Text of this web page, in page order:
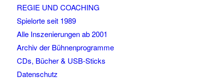
REGIE UND COACHING
Spielorte seit 1989
Alle Inszenierungen ab 2001
Archiv der Bühnenprogramme
CDs, Bücher & USB-Sticks
Datenschutz